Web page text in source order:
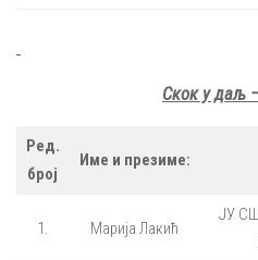
Скок у даљ
Ред.
број
Име и презиме:
1. Марија Лакић
ЈУ